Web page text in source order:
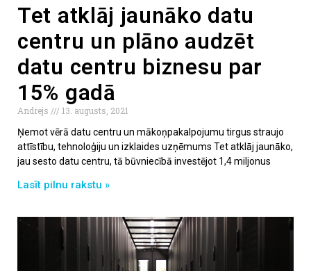
Tet atklāj jaunāko datu
centru un plāno audzēt
datu centru biznesu par
15% gadā
Andrejs
13. augusts, 2021
Ņemot vērā datu centru un mākoņpakalpojumu tirgus straujo
attīstību, tehnoloģiju un izklaides uzņēmums Tet atklāj jaunāko,
jau sesto datu centru, tā būvniecībā investējot 1,4 miljonus
Lasīt pilnu rakstu »